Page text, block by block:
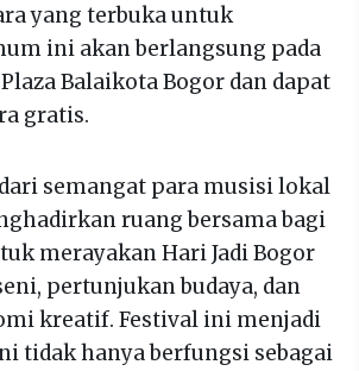
yang terbuka untuk
ini akan berlangsung pada
Balaikota Bogor dan dapat
gratis.
semangat para musisi lokal
ruang bersama bagi
merayakan Hari Jadi Bogor
pertunjukan budaya, dan
kreatif. Festival ini menjadi
tidak hanya berfungsi sebagai